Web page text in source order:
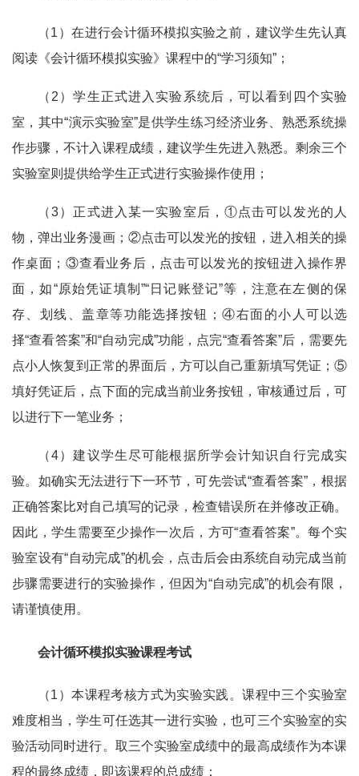
（1）在进行会计循环模拟实验之前，建议学生先认真
阅读《会计循环模拟实验》课程中的“学习须知”；
（2）学生正式进入实验系统后，可以看到四个实验
室，其中“演示实验室”是供学生练习经济业务、熟悉系统操
作步骤，不计入课程成绩，建议学生先进入熟悉。剩余三个
实验室则提供给学生正式进行实验操作使用；
（3）正式进入某一实验室后，①点击可以发光的人
物，弹出业务漫画；②点击可以发光的按钮，进入相关的操
作桌面；③查看业务后，点击可以发光的按钮进入操作界
面，如“原始凭证填制”“日记账登记”等，注意在左侧的保
存、划线、盖章等功能选择按钮；④右面的小人可以选
择“查看答案”和“自动完成”功能，点完“查看答案”后，需要先
点小人恢复到正常的界面后，方可以自己重新填写凭证；⑤
填好凭证后，点下面的完成当前业务按钮，审核通过后，可
以进行下一笔业务；
（4）建议学生尽可能根据所学会计知识自行完成实
验。如确实无法进行下一环节，可先尝试“查看答案”，根据
正确答案比对自己填写的记录，检查错误所在并修改正确。
因此，学生需要至少操作一次后，方可“查看答案”。每个实
验室设有“自动完成”的机会，点击后会由系统自动完成当前
步骤需要进行的实验操作，但因为“自动完成”的机会有限，
请谨慎使用。
会计循环模拟实验课程考试
（1）本课程考核方式为实验实践。课程中三个实验室
难度相当，学生可任选其一进行实验，也可三个实验室的实
验活动同时进行。取三个实验室成绩中的最高成绩作为本课
程的最终成绩，即该课程的总成绩；